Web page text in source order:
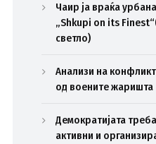
Чаир ја враќа
„Shkupi on its
светло)
Анализи на
од воените жаришта
Демократијата
активни и